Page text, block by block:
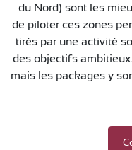
du Nord) sont les
de piloter ces zones
tirés par une activité
des objectifs
mais les packages y